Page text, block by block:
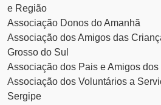
e Região
Associação Donos do Amanhã
Associação dos Amigos das
Grosso do Sul
Associação dos Pais e Amigos
Associação dos Voluntários a
Sergipe